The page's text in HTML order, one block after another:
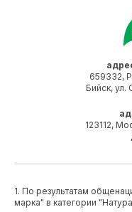
659332,
Бийск, ул.
123112,
1. По результатам
марка" в категории